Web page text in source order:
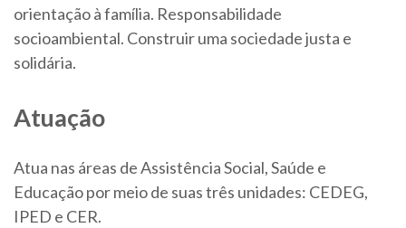
orientação à família. Responsabilidade
socioambiental. Construir uma sociedade justa e
solidária.
Atuação
Atua nas áreas de Assistência Social, Saúde e
Educação por meio de suas três unidades: CEDEG,
IPED e CER.